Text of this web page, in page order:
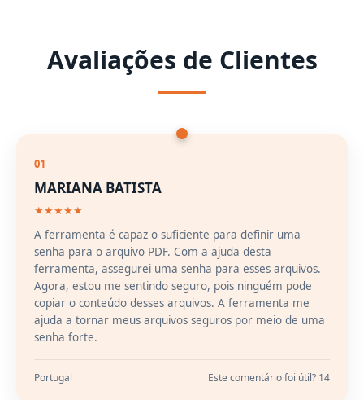
Avaliações de Clientes
01
MARIANA BATISTA
★★★★★
A ferramenta é capaz o suficiente para definir uma
senha para o arquivo PDF. Com a ajuda desta
ferramenta, assegurei uma senha para esses arquivos.
Agora, estou me sentindo seguro, pois ninguém pode
copiar o conteúdo desses arquivos. A ferramenta me
ajuda a tornar meus arquivos seguros por meio de uma
senha forte.
Portugal Este comentário foi útil? 14